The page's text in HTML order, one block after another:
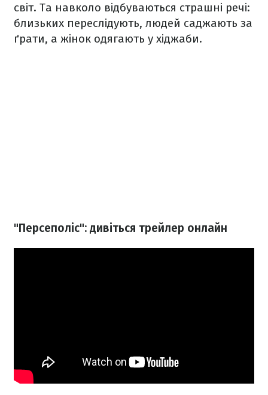
світ. Та навколо відбуваються страшні речі:
близьких переслідують, людей саджають за
ґрати, а жінок одягають у хіджаби.
"Персеполіс": дивіться трейлер онлайн